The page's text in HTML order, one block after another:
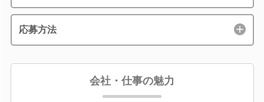
応募方法
会社・仕事の魅力